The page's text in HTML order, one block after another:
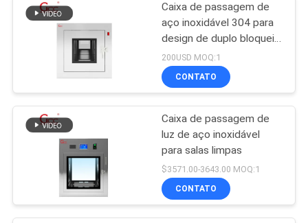
Caixa de passagem de
aço inoxidável 304 para
design de duplo bloqueio
de laboratório
200USD MOQ:1
CONTATO
Caixa de passagem de
luz de aço inoxidável
para salas limpas
$3571.00-3643.00 MOQ:1
CONTATO